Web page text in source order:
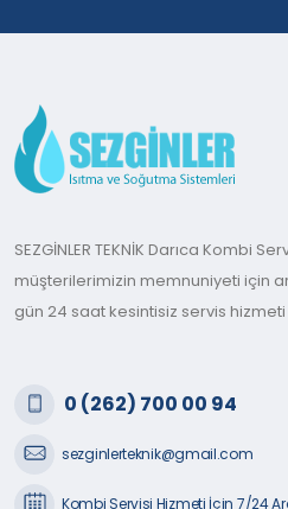
SEZGİNLER TEKNİK Darıca Kombi
müşterilerimizin memnuniyeti için
gün 24 saat kesintisiz servis
0 (262) 700 00 94
sezginlerteknik@gmail.com
Kombi Servisi Hizmeti İçin 7/24